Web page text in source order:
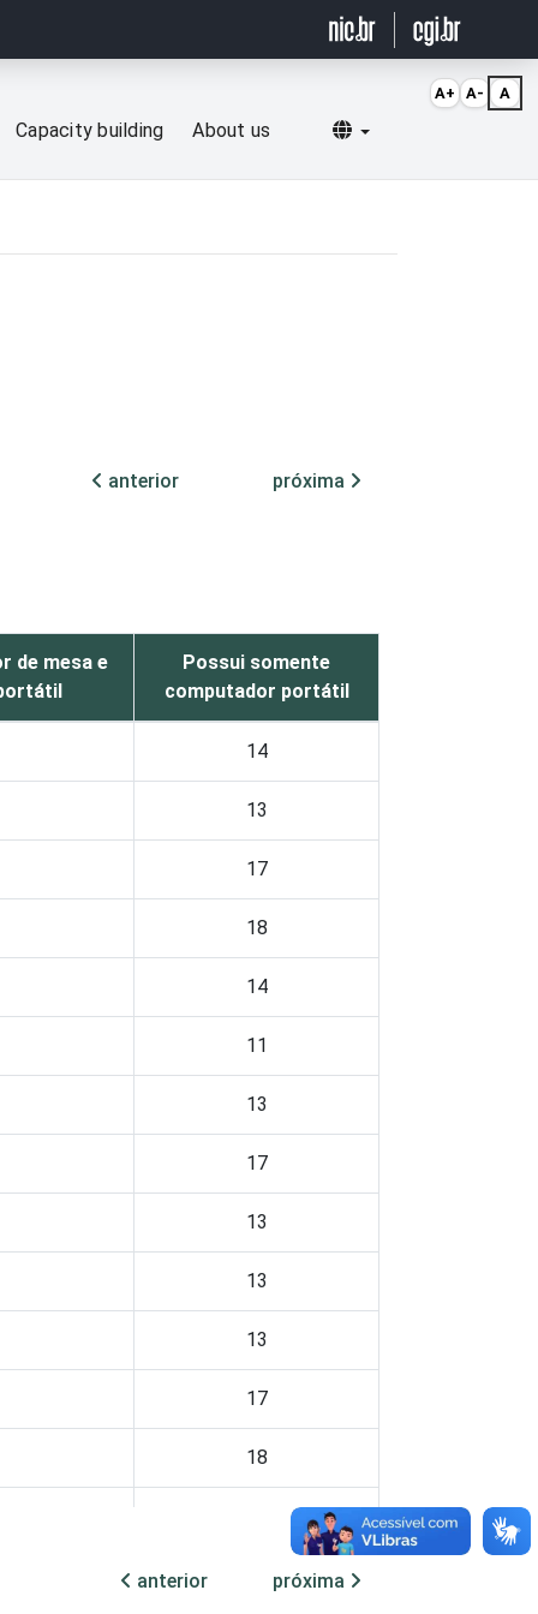
Capacity building About us Selecionar idioma
anterior
próxima
de mesa e
Possui somente
computador portátil
14
13
17
18
14
11
13
17
13
13
13
17
18
anterior próxima
A+ A- A